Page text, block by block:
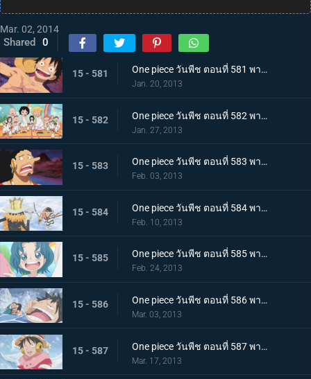
Mar. 02, 2014
Shared 0
15 - 581 One piece วันพีช ตอนที่ 581 พากย์ไทย กลุ่มหมวกฟางโกลาหล! ซามูไรมีแต่หัวปรากฏตัว!
Jan. 20, 2013
15 - 582 One piece วันพีช ตอนที่ 582 พากย์ไทย ตะลึง! ความลับของเกาะที่กระจ่างชัดในที่สุด
Jan. 27, 2013
15 - 583 One piece วันพีช ตอนที่ 583 พากย์ไทย ช่วยเหลือพวกเด็กๆ! สงครามพวกพ้อง เปิดฉาก
Feb. 03, 2013
15 - 584 One piece วันพีช ตอนที่ 584 พากย์ไทย การต่อสู้ด้วยดาบ บรู๊ค ปะทะ ลำตัวซามูไรปริศนา
Feb. 10, 2013
15 - 585 One piece วันพีช ตอนที่ 585 พากย์ไทย เจ็ดเทพโจรสลัด! ทราฟัลการ์ ลอว์
Feb. 24, 2013
15 - 586 One piece วันพีช ตอนที่ 586 พากย์ไทย วิกฤติครั้งใหญ่ ลูฟี่จมทะเลสาบหนาวจัด
Mar. 03, 2013
15 - 587 One piece วันพีช ตอนที่ 587 พากย์ไทย ปะทะรุนแรง! ลอว์ ปะทะ พลเรือโทสโมคเกอร์
Mar. 17, 2013